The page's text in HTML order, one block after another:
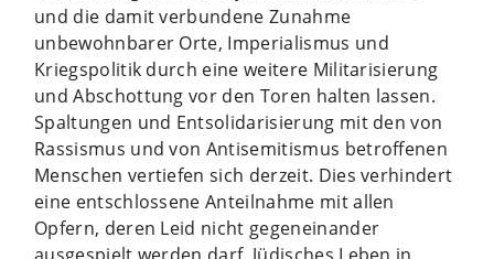
und die damit verbundene Zunahme
unbewohnbarer Orte, Imperialismus und
Kriegspolitik durch eine weitere Militarisierung
und Abschottung vor den Toren halten lassen.
Spaltungen und Entsolidarisierung mit den von
Rassismus und von Antisemitismus betroffenen
Menschen vertiefen sich derzeit. Dies verhindert
eine entschlossene Anteilnahme mit allen
Opfern, deren Leid nicht gegeneinander